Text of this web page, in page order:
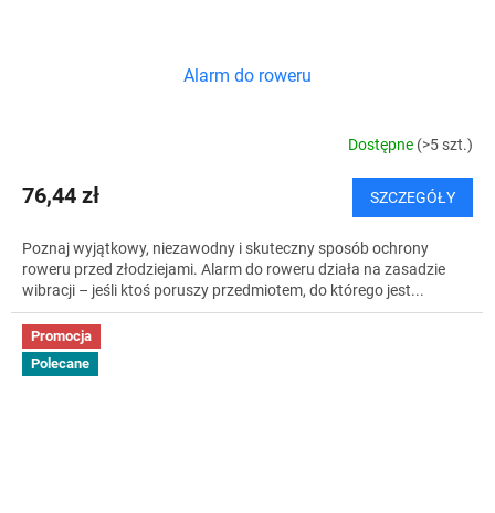
Alarm do roweru
Dostępne (>5 szt.)
76,44 zł SZCZEGÓŁY
Poznaj wyjątkowy, niezawodny i skuteczny sposób ochrony
roweru przed złodziejami. Alarm do roweru działa na zasadzie
wibracji – jeśli ktoś poruszy przedmiotem, do którego jest...
Promocja
Polecane